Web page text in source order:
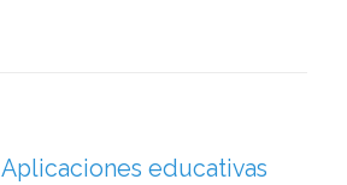
Aplicaciones educativas